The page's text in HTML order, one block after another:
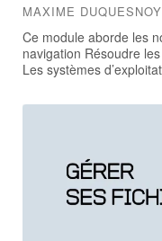
MAXIME DUQUESNOY
Ce module aborde les
navigation Résoudre
Les systèmes